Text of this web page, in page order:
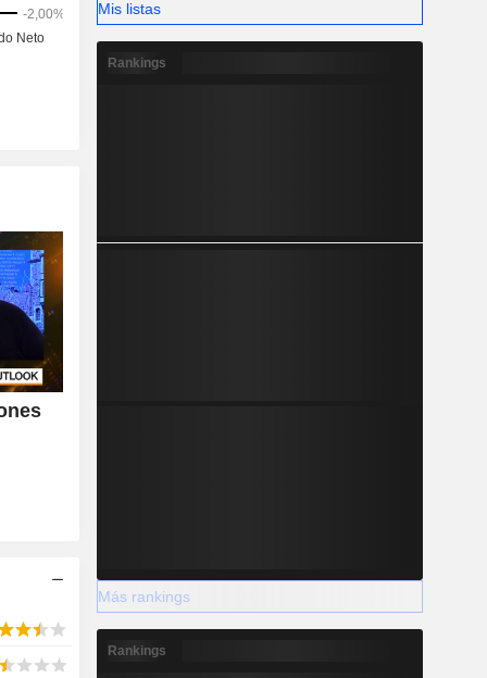
Mis listas
Rankings
Más rankings
Rankings